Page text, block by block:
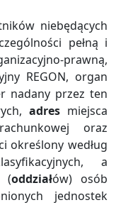
niebędących
pełną i
prawną,
REGON, organ
nadany przez ten
adres miejsca
oraz
określony według
a
(oddziałów) osób
jednostek